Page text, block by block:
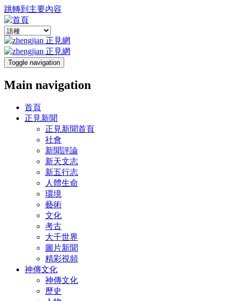
跳轉到主要內容
Toggle navigation
Main navigation
首頁
正見新聞
正見新聞首頁
社會
新聞評論
新天文志
新五行志
人體生命
環境
藝術
文化
考古
大千世界
圖片新聞
精彩視頻
神傳文化
神傳文化
歷史